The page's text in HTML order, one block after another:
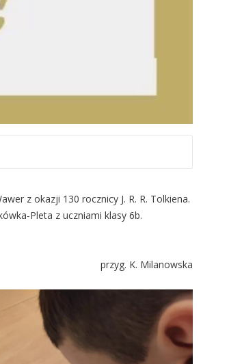
z okazji 130 rocznicy J. R. R. Tolkiena.
Pleta z uczniami klasy 6b.
przyg. K. Milanowska